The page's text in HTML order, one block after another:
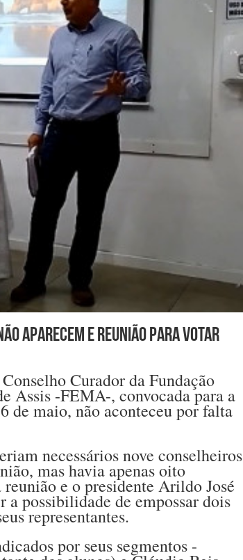
aparecem e reunião para votar
Curador da Fundação
Assis -FEMA-, convocada para a
de maio, não aconteceu por falta
necessários nove conselheiros
mas havia apenas oito
reunião e o presidente Arildo José
possibilidade de empossar dois
representantes.
por seus segmentos -